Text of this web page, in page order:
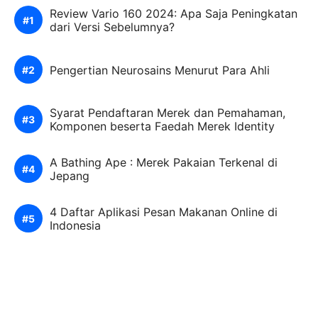
Review Vario 160 2024: Apa Saja Peningkatan
dari Versi Sebelumnya?
Pengertian Neurosains Menurut Para Ahli
Syarat Pendaftaran Merek dan Pemahaman,
Komponen beserta Faedah Merek Identity
A Bathing Ape : Merek Pakaian Terkenal di
Jepang
4 Daftar Aplikasi Pesan Makanan Online di
Indonesia